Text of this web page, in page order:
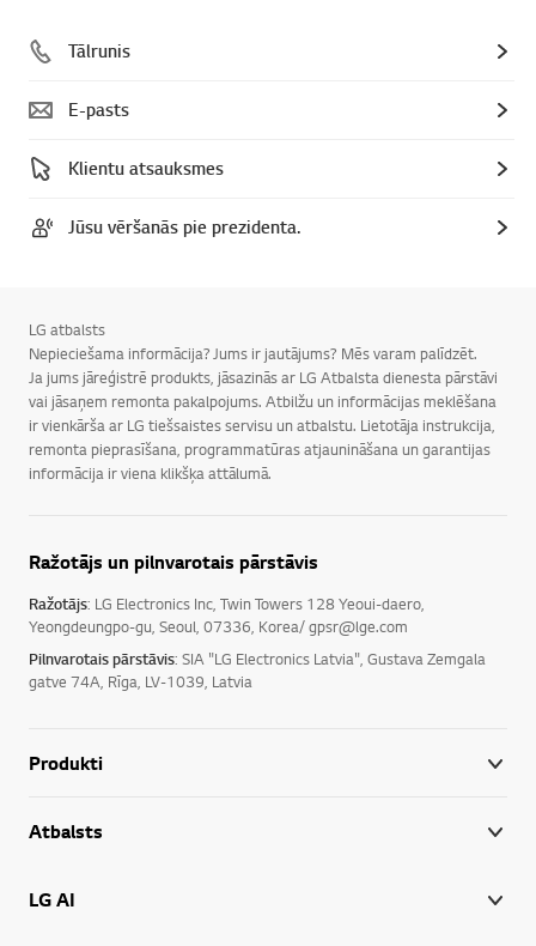
Tālrunis
E-pasts
Klientu atsauksmes
Jūsu vēršanās pie prezidenta.
LG atbalsts
Nepieciešama informācija? Jums ir jautājums? Mēs varam palīdzēt.
Ja jums jāreģistrē produkts, jāsazinās ar LG Atbalsta dienesta pārstāvi
vai jāsaņem remonta pakalpojums. Atbilžu un informācijas meklēšana
ir vienkārša ar LG tiešsaistes servisu un atbalstu. Lietotāja instrukcija,
remonta pieprasīšana, programmatūras atjaunināšana un garantijas
informācija ir viena klikšķa attālumā.
Ražotājs un pilnvarotais pārstāvis
Ražotājs: LG Electronics Inc, Twin Towers 128 Yeoui-daero,
Yeongdeungpo-gu, Seoul, 07336, Korea/ gpsr@lge.com
Pilnvarotais pārstāvis: SIA "LG Electronics Latvia", Gustava Zemgala
gatve 74A, Rīga, LV-1039, Latvia
Produkti
Atbalsts
LG AI